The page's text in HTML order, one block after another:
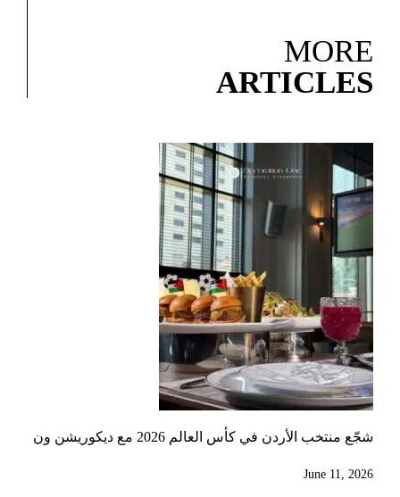
MORE
ARTICLES
شجّع منتخب الأردن في كأس العالم 2026 مع ديكوريشن ون
June 11, 2026